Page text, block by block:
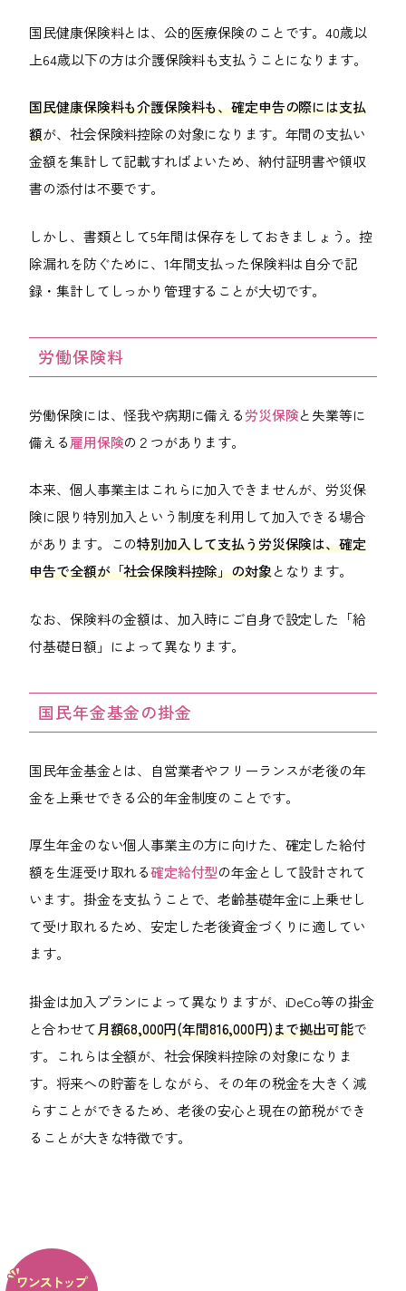
国民健康保険料とは、公的医療保険のことです。40歳以
上64歳以下の方は介護保険料も支払うことになります。
国民健康保険料も介護保険料も、確定申告の際には支払
額が、社会保険料控除の対象になります。年間の支払い
金額を集計して記載すればよいため、納付証明書や領収
書の添付は不要です。
しかし、書類として5年間は保存をしておきましょう。控
除漏れを防ぐために、1年間支払った保険料は自分で記
録・集計してしっかり管理することが大切です。
労働保険料
労働保険には、怪我や病期に備える労災保険と失業等に
備える雇用保険の２つがあります。
本来、個人事業主はこれらに加入できませんが、労災保
険に限り特別加入という制度を利用して加入できる場合
があります。この特別加入して支払う労災保険は、確定
申告で全額が「社会保険料控除」の対象となります。
なお、保険料の金額は、加入時にご自身で設定した「給
付基礎日額」によって異なります。
国民年金基金の掛金
国民年金基金とは、自営業者やフリーランスが老後の年
金を上乗せできる公的年金制度のことです。
厚生年金のない個人事業主の方に向けた、確定した給付
額を生涯受け取れる確定給付型の年金として設計されて
います。掛金を支払うことで、老齢基礎年金に上乗せし
て受け取れるため、安定した老後資金づくりに適してい
ます。
掛金は加入プランによって異なりますが、iDeCo等の掛金
と合わせて月額68,000円(年間816,000円)まで拠出可能で
す。これらは全額が、社会保険料控除の対象になりま
す。将来への貯蓄をしながら、その年の税金を大きく減
らすことができるため、老後の安心と現在の節税ができ
ることが大きな特徴です。